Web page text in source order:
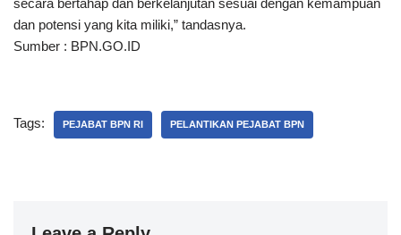
secara bertahap dan berkelanjutan sesuai dengan kemampuan
dan potensi yang kita miliki,” tandasnya.
Sumber : BPN.GO.ID
Tags: PEJABAT BPN RI PELANTIKAN PEJABAT BPN